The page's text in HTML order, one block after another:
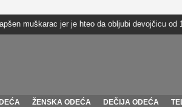
jer je hteo da obljubi devojčicu od 12
ŽENSKA ODEĆA DEČIJA ODEĆA